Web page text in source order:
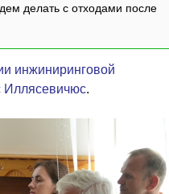
делать с отходами после
инжиниринговой
Иллясевичюс.